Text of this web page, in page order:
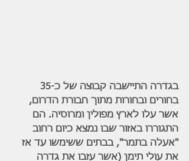
בחורים ובחורות מתוך חבורת הדרום,
אשר עלו לארץ מפולין ומרוסיה. הם
התגוררו באזור שבו נמצא כיום רחוב
"אעלה בתמר", בבתים ששימשו עד אז
את עולי תימן (אשר עזבו את גדרה